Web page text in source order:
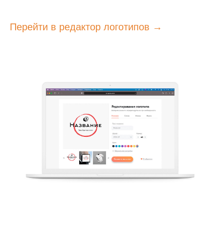
Перейти в редактор логотипов